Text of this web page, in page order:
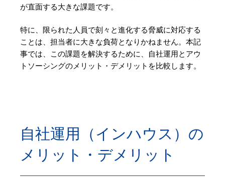
が直面する大きな課題です。
特に、限られた人員で刻々と進化する脅威に対応する
ことは、担当者に大きな負荷となりかねません。本記
事では、この課題を解決するために、自社運用とアウ
トソーシングのメリット・デメリットを比較します。
自社運用（インハウス）の
メリット・デメリット